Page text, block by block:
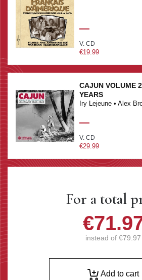
V. CD
€19.99
CAJUN VOLUME
YEARS
Iry Lejeune • Alex
V. CD
€29.99
For a total
instead of €79.97
Add to cart